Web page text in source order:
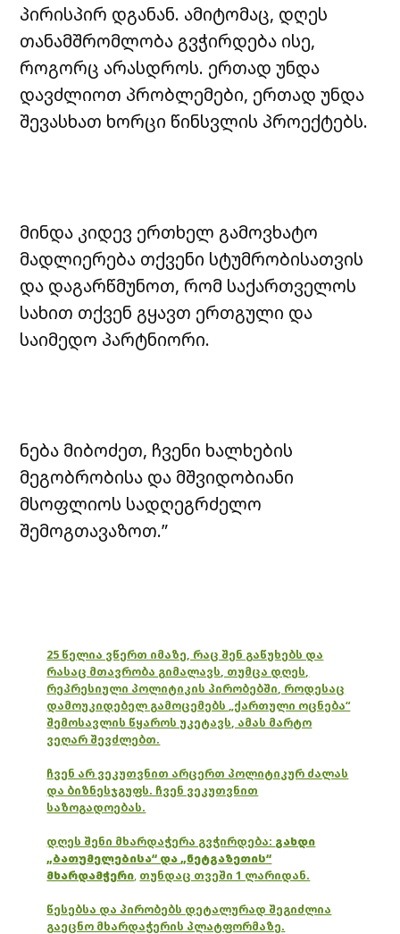
პირისპირ დგანან. ამიტომაც, დღეს
თანამშრომლობა გვჭირდება ისე,
როგორც არასდროს. ერთად უნდა
დავძლიოთ პრობლემები, ერთად უნდა
შევასხათ ხორცი წინსვლის პროექტებს.
მინდა კიდევ ერთხელ გამოვხატო
მადლიერება თქვენი სტუმრობისათვის
და დაგარწმუნოთ, რომ საქართველოს
სახით თქვენ გყავთ ერთგული და
საიმედო პარტნიორი.
ნება მიბოძეთ, ჩვენი ხალხების
მეგობრობისა და მშვიდობიანი
მსოფლიოს სადღეგრძელო
შემოგთავაზოთ.”
25 წელია ვწერთ იმაზე, რაც შენ გაწუხებს და
რასაც მთავრობა გიმალავს, თუმცა დღეს,
რეპრესიული პოლიტიკის პირობებში, როდესაც
დამოუკიდებელ გამოცემებს „ქართული ოცნება“
შემოსავლის წყაროს უკეტავს, ამას მარტო
ვეღარ შევძლებთ.
ჩვენ არ ვეკუთვნით არცერთ პოლიტიკურ ძალას
და ბიზნესჯგუფს. ჩვენ ვეკუთვნით
საზოგადოებას.
დღეს შენი მხარდაჭერა გვჭირდება: გახდი
„ბათუმელებისა“ და „ნეტგაზეთის“
მხარდამჭერი, თუნდაც თვეში 1 ლარიდან.
წესებსა და პირობებს დეტალურად შეგიძლია
გაეცნო მხარდაჭერის პლატფორმაზე.